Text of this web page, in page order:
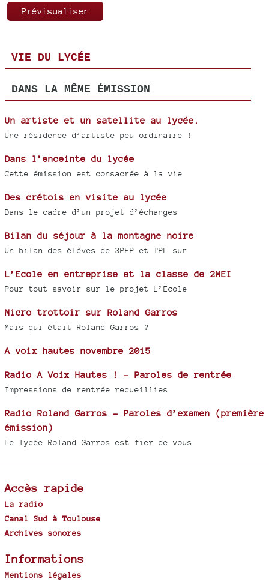
VIE DU LYCÉE
DANS LA MÊME ÉMISSION
Un artiste et un satellite au lycée.
Une résidence d’artiste peu ordinaire !
Dans l’enceinte du lycée
Cette émission est consacrée à la vie
Des crétois en visite au lycée
Dans le cadre d’un projet d’échanges
Bilan du séjour à la montagne noire
Un bilan des élèves de 3PEP et TPL sur
L’Ecole en entreprise et la classe de 2MEI
Pour tout savoir sur le projet L’Ecole
Micro trottoir sur Roland Garros
Mais qui était Roland Garros ?
A voix hautes novembre 2015
Radio A Voix Hautes ! - Paroles de rentrée
Impressions de rentrée recueillies
Radio Roland Garros - Paroles d’examen (première
émission)
Le lycée Roland Garros est fier de vous
Accès rapide
La radio
Canal Sud à Toulouse
Archives sonores
Informations
Mentions légales